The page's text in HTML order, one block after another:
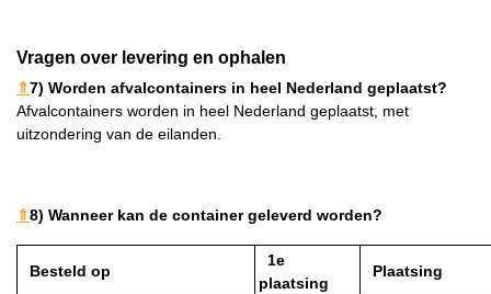
Vragen over levering en ophalen
⇑7) Worden afvalcontainers in heel Nederland geplaatst?
Afvalcontainers worden in heel Nederland geplaatst, met
uitzondering van de eilanden.
⇑8) Wanneer kan de container geleverd worden?
Besteld op
1e
plaatsing
Plaatsing